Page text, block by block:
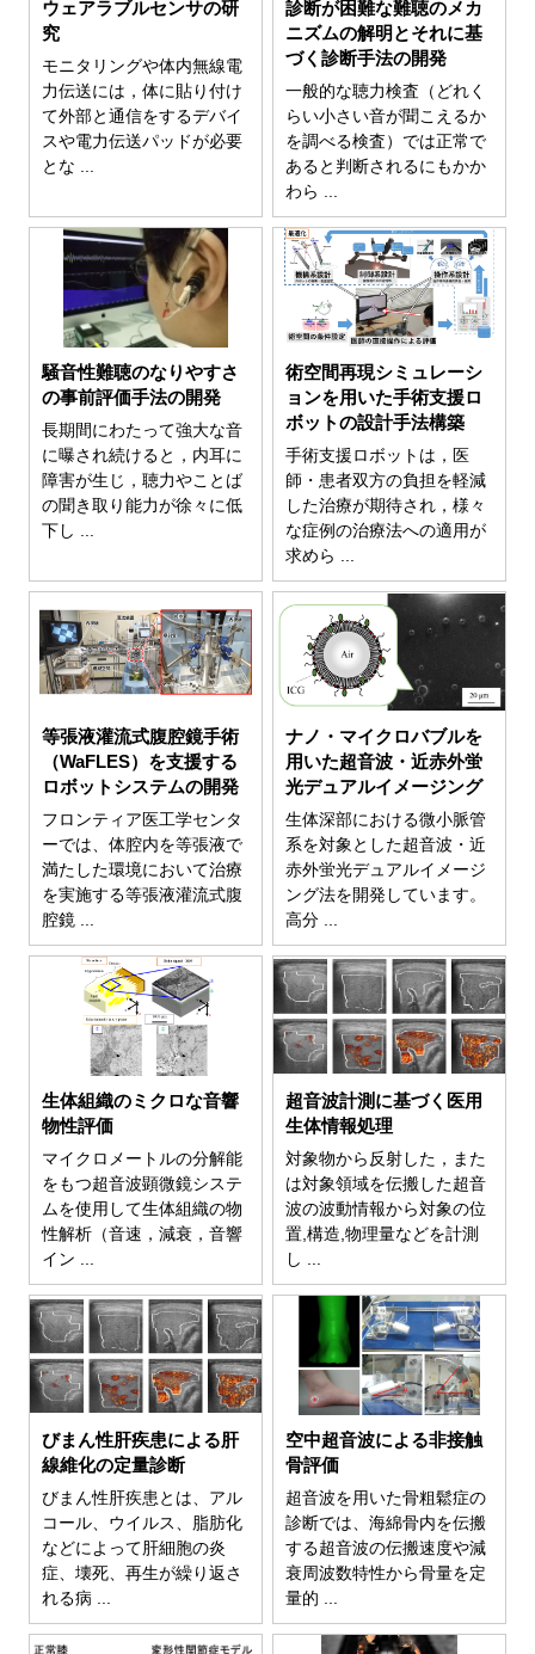
ウェアラブルセンサの研
究
モニタリングや体内無線電
力伝送には，体に貼り付け
て外部と通信をするデバイ
スや電力伝送パッドが必要
とな ...
診断が困難な難聴のメカ
ニズムの解明とそれに基
づく診断手法の開発
一般的な聴力検査（どれく
らい小さい音が聞こえるか
を調べる検査）では正常で
あると判断されるにもかか
わら ...
騒音性難聴のなりやすさ
の事前評価手法の開発
長期間にわたって強大な音
に曝され続けると，内耳に
障害が生じ，聴力やことば
の聞き取り能力が徐々に低
下し ...
術空間再現シミュレーシ
ョンを用いた手術支援ロ
ボットの設計手法構築
手術支援ロボットは，医
師・患者双方の負担を軽減
した治療が期待され，様々
な症例の治療法への適用が
求めら ...
等張液灌流式腹腔鏡手術
（WaFLES）を支援する
ロボットシステムの開発
フロンティア医工学センタ
ーでは、体腔内を等張液で
満たした環境において治療
を実施する等張液灌流式腹
腔鏡 ...
ナノ・マイクロバブルを
用いた超音波・近赤外蛍
光デュアルイメージング
生体深部における微小脈管
系を対象とした超音波・近
赤外蛍光デュアルイメージ
ング法を開発しています。
高分 ...
生体組織のミクロな音響
物性評価
マイクロメートルの分解能
をもつ超音波顕微鏡システ
ムを使用して生体組織の物
性解析（音速，減衰，音響
イン ...
超音波計測に基づく医用
生体情報処理
対象物から反射した，また
は対象領域を伝搬した超音
波の波動情報から対象の位
置,構造,物理量などを計測
し ...
びまん性肝疾患による肝
線維化の定量診断
びまん性肝疾患とは、アル
コール、ウイルス、脂肪化
などによって肝細胞の炎
症、壊死、再生が繰り返さ
れる病 ...
空中超音波による非接触
骨評価
超音波を用いた骨粗鬆症の
診断では、海綿骨内を伝搬
する超音波の伝搬速度や減
衰周波数特性から骨量を定
量的 ...